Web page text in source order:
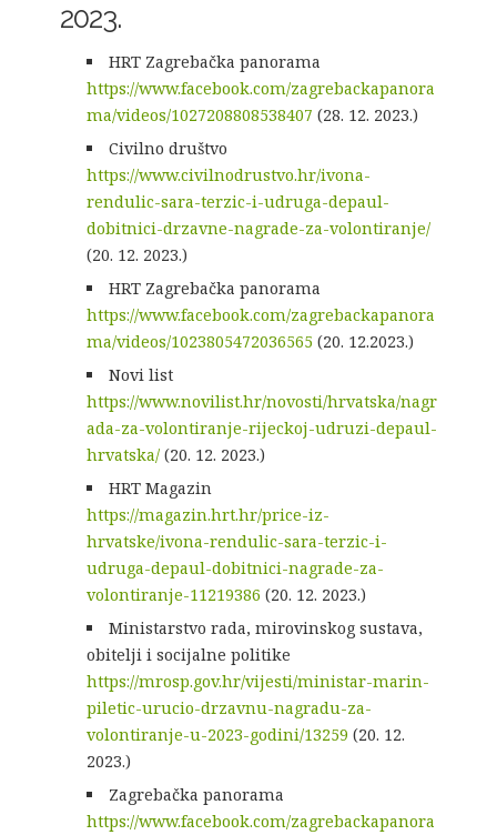
2023.
HRT Zagrebačka panorama
https://www.facebook.com/zagrebackapanora
ma/videos/1027208808538407 (28. 12. 2023.)
Civilno društvo
https://www.civilnodrustvo.hr/ivona-
rendulic-sara-terzic-i-udruga-depaul-
dobitnici-drzavne-nagrade-za-volontiranje/
(20. 12. 2023.)
HRT Zagrebačka panorama
https://www.facebook.com/zagrebackapanora
ma/videos/1023805472036565 (20. 12.2023.)
Novi list
https://www.novilist.hr/novosti/hrvatska/nagr
ada-za-volontiranje-rijeckoj-udruzi-depaul-
hrvatska/(20. 12. 2023.)
HRT Magazin
https://magazin.hrt.hr/price-iz-
hrvatske/ivona-rendulic-sara-terzic-i-
udruga-depaul-dobitnici-nagrade-za-
volontiranje-11219386 (20. 12. 2023.)
Ministarstvo rada, mirovinskog sustava,
obitelji i socijalne politike
https://mrosp.gov.hr/vijesti/ministar-marin-
piletic-urucio-drzavnu-nagradu-za-
volontiranje-u-2023-godini/13259 (20. 12.
2023.)
Zagrebačka panorama
https://www.facebook.com/zagrebackapanora